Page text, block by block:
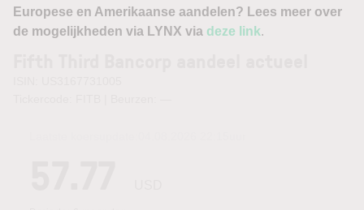
Europese en Amerikaanse aandelen? Lees meer over
de mogelijkheden via LYNX via deze link.